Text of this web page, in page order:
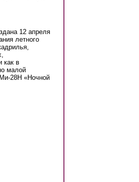
12 апреля
летного
как в
малой
28Н «Ночной